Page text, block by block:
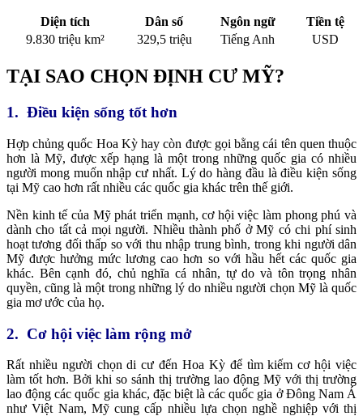
Diện tích Dân số Ngôn ngữ
Tiền tệ
9.830 triệu km²
329,5 triệu Tiếng Anh USD
TẠI SAO CHỌN ĐỊNH CƯ MỸ?
1. Điều kiện sống tốt hơn
Hợp chủng quốc Hoa Kỳ hay còn được gọi bằng cái tên quen thuộc
hơn là Mỹ, được xếp hạng là một trong những quốc gia có nhiều
người mong muốn nhập cư nhất. Lý do hàng đầu là điều kiện sống
tại Mỹ cao hơn rất nhiều các quốc gia khác trên thế giới.
Nền kinh tế của Mỹ phát triển mạnh, cơ hội việc làm phong phú và
dành cho tất cả mọi người. Nhiều thành phố ở Mỹ có chi phí sinh
hoạt tương đối thấp so với thu nhập trung bình, trong khi người dân
Mỹ được hưởng mức lương cao hơn so với hầu hết các quốc gia
khác. Bên cạnh đó, chủ nghĩa cá nhân, tự do và tôn trọng nhân
quyền, cũng là một trong những lý do nhiều người chọn Mỹ là quốc
gia mơ ước của họ.
2. Cơ hội việc làm rộng mở
Rất nhiều người chọn di cư đến Hoa Kỳ để tìm kiếm cơ hội việc
làm tốt hơn. Bởi khi so sánh thị trường lao động Mỹ với thị trường
lao động các quốc gia khác, đặc biệt là các quốc gia ở Đông Nam Á
như Việt Nam, Mỹ cung cấp nhiều lựa chọn nghề nghiệp với thị